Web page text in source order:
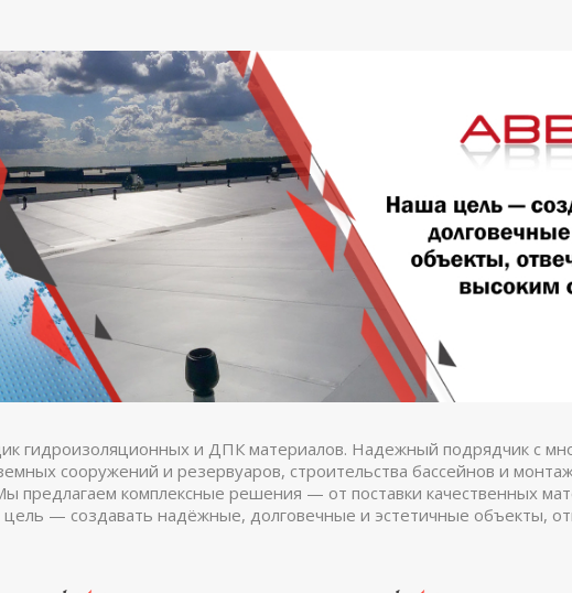
гидроизоляционных и ДПК материалов. Надежный подрядчик с
сооружений и резервуаров, строительства бассейнов и
предлагаем комплексные решения — от поставки качественных
— создавать надёжные, долговечные и эстетичные объекты,